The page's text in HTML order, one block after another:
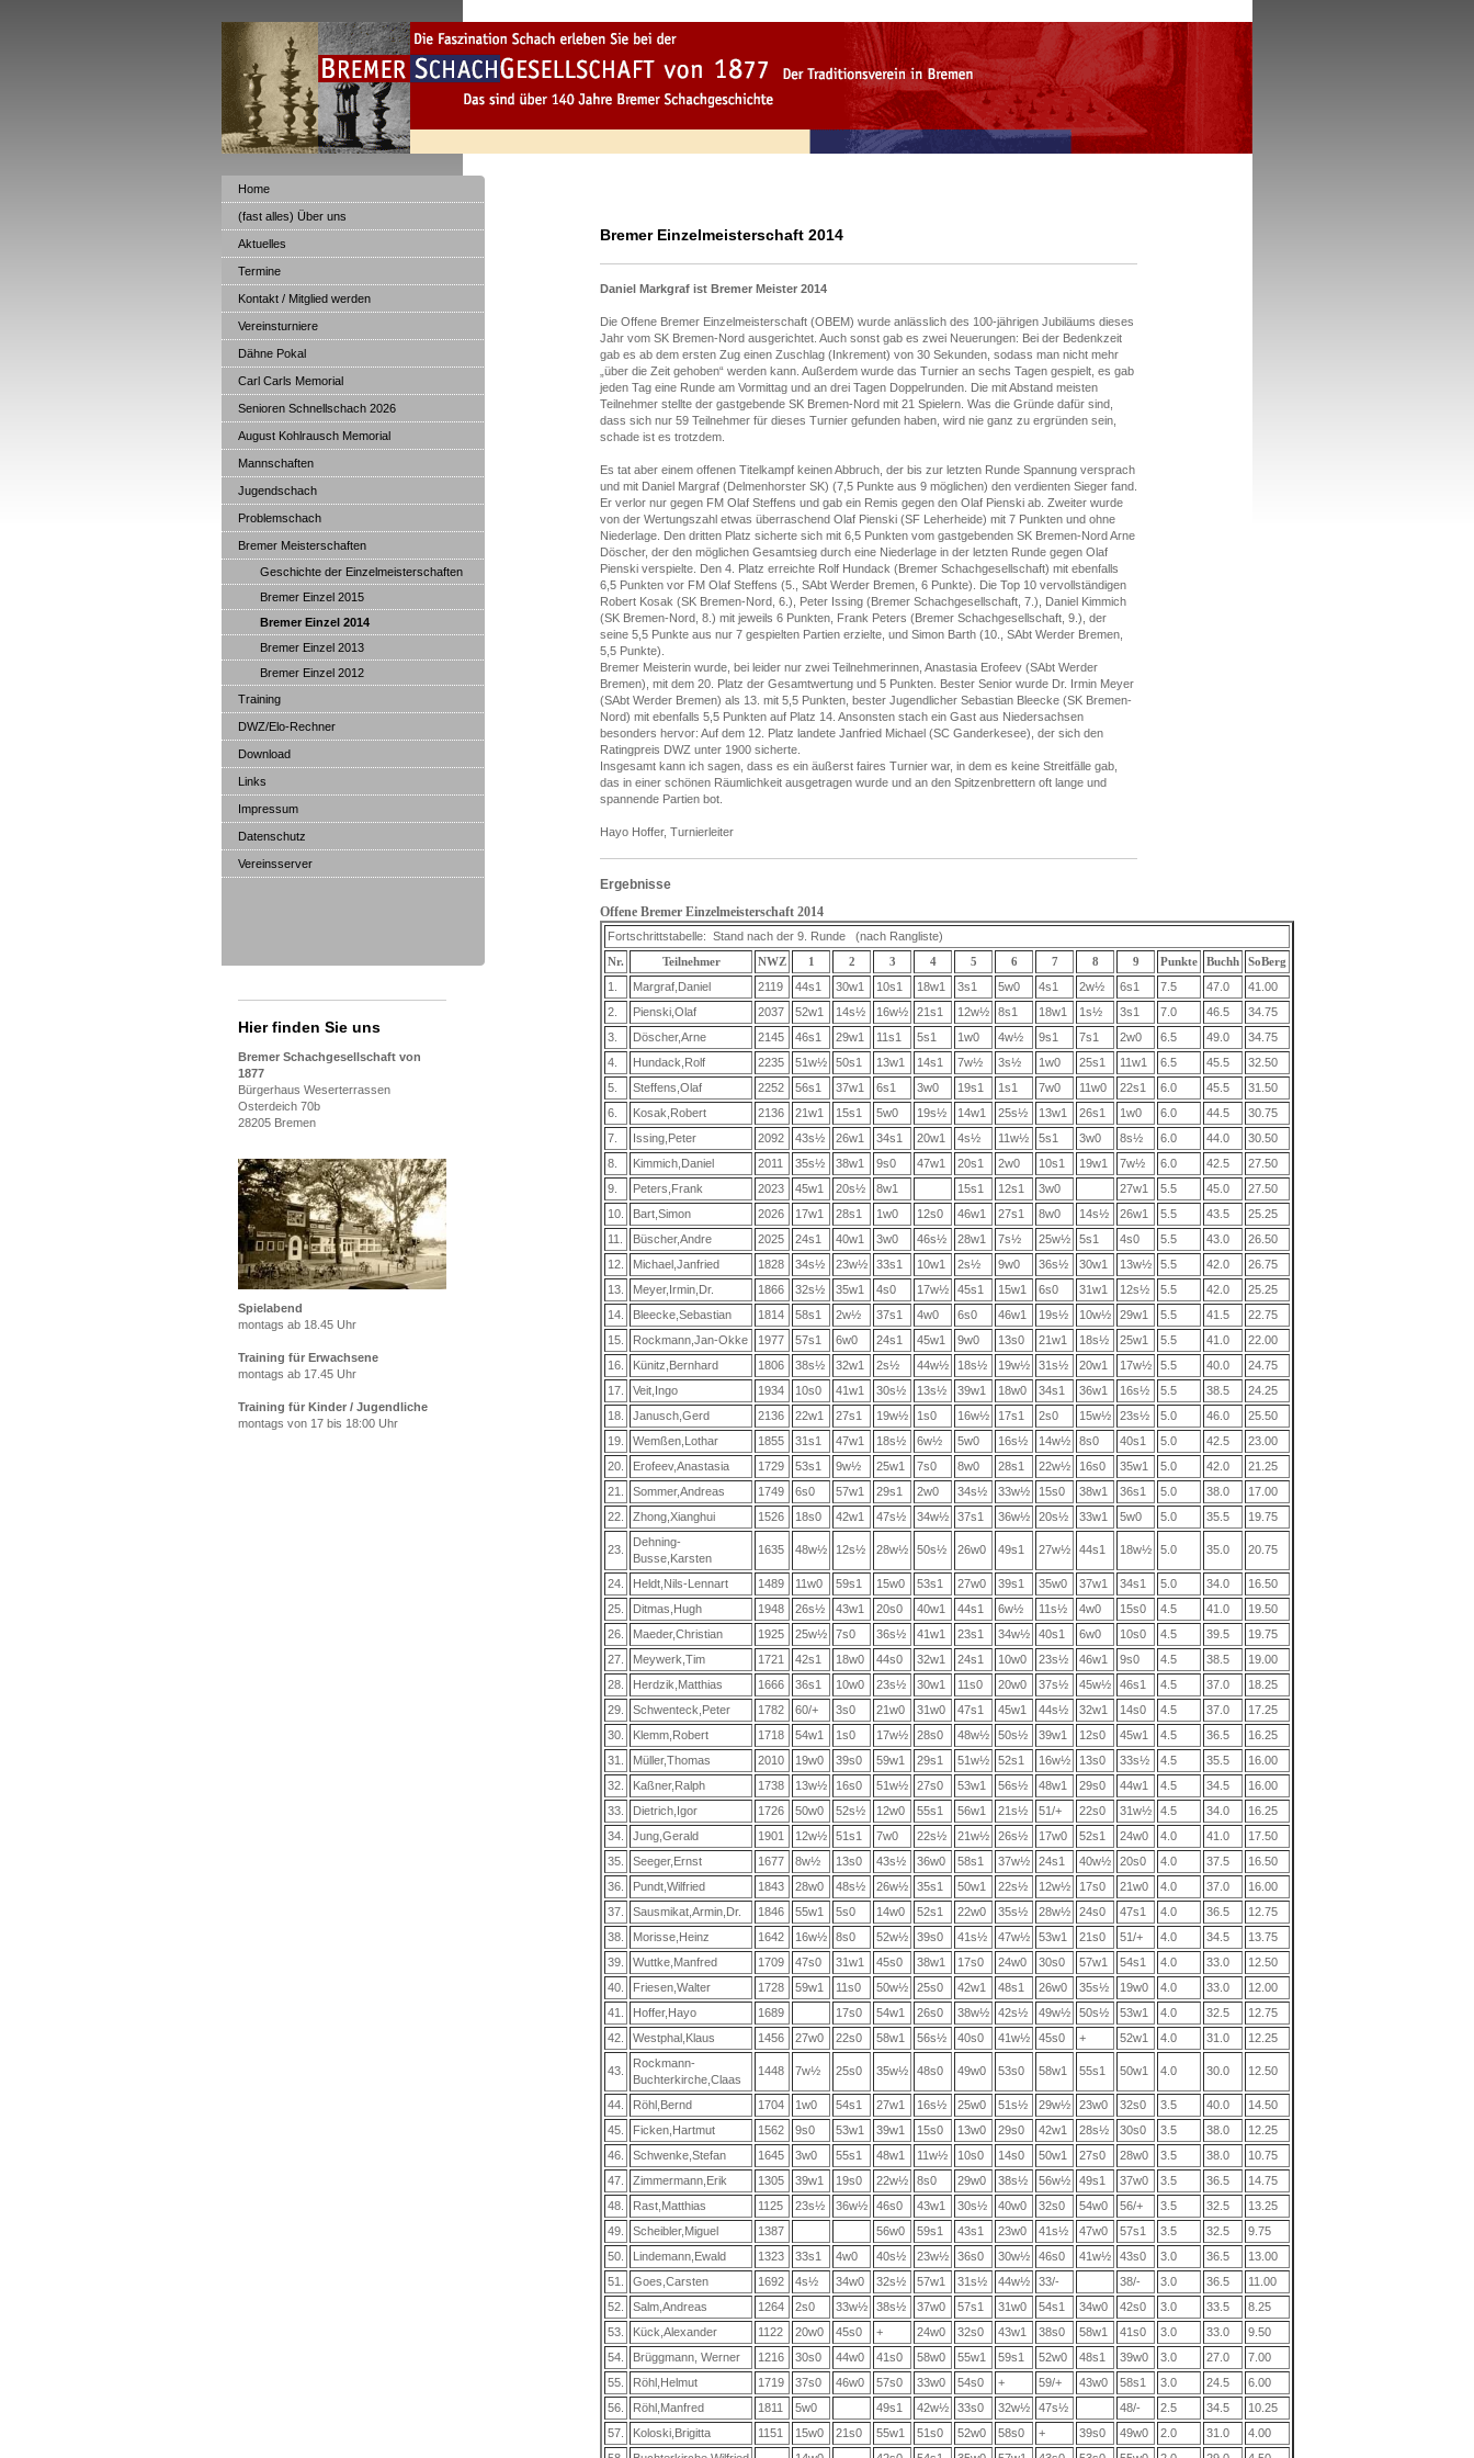
Bremer Einzelmeisterschaft 2014
Daniel Markgraf ist Bremer Meister 2014
Die Offene Bremer Einzelmeisterschaft (OBEM) wurde anlässlich des 100-jährigen Jubiläums dieses
Jahr vom SK Bremen-Nord ausgerichtet. Auch sonst gab es zwei Neuerungen: Bei der Bedenkzeit
gab es ab dem ersten Zug einen Zuschlag (Inkrement) von 30 Sekunden, sodass man nicht mehr
„über die Zeit gehoben“ werden kann. Außerdem wurde das Turnier an sechs Tagen gespielt, es gab
jeden Tag eine Runde am Vormittag und an drei Tagen Doppelrunden. Die mit Abstand meisten
Teilnehmer stellte der gastgebende SK Bremen-Nord mit 21 Spielern. Was die Gründe dafür sind,
dass sich nur 59 Teilnehmer für dieses Turnier gefunden haben, wird nie ganz zu ergründen sein,
schade ist es trotzdem.
Es tat aber einem offenen Titelkampf keinen Abbruch, der bis zur letzten Runde Spannung versprach
und mit Daniel Margraf (Delmenhorster SK) (7,5 Punkte aus 9 möglichen) den verdienten Sieger fand.
Er verlor nur gegen FM Olaf Steffens und gab ein Remis gegen den Olaf Pienski ab. Zweiter wurde
von der Wertungszahl etwas überraschend Olaf Pienski (SF Leherheide) mit 7 Punkten und ohne
Niederlage. Den dritten Platz sicherte sich mit 6,5 Punkten vom gastgebenden SK Bremen-Nord Arne
Döscher, der den möglichen Gesamtsieg durch eine Niederlage in der letzten Runde gegen Olaf
Pienski verspielte. Den 4. Platz erreichte Rolf Hundack (Bremer Schachgesellschaft) mit ebenfalls
6,5 Punkten vor FM Olaf Steffens (5., SAbt Werder Bremen, 6 Punkte). Die Top 10 vervollständigen
Robert Kosak (SK Bremen-Nord, 6.), Peter Issing (Bremer Schachgesellschaft, 7.), Daniel Kimmich
(SK Bremen-Nord, 8.) mit jeweils 6 Punkten, Frank Peters (Bremer Schachgesellschaft, 9.), der
seine 5,5 Punkte aus nur 7 gespielten Partien erzielte, und Simon Barth (10., SAbt Werder Bremen,
5,5 Punkte).
Bremer Meisterin wurde, bei leider nur zwei Teilnehmerinnen, Anastasia Erofeev (SAbt Werder
Bremen), mit dem 20. Platz der Gesamtwertung und 5 Punkten. Bester Senior wurde Dr. Irmin Meyer
(SAbt Werder Bremen) als 13. mit 5,5 Punkten, bester Jugendlicher Sebastian Bleecke (SK Bremen-
Nord) mit ebenfalls 5,5 Punkten auf Platz 14. Ansonsten stach ein Gast aus Niedersachsen
besonders hervor: Auf dem 12. Platz landete Janfried Michael (SC Ganderkesee), der sich den
Ratingpreis DWZ unter 1900 sicherte.
Insgesamt kann ich sagen, dass es ein äußerst faires Turnier war, in dem es keine Streitfälle gab,
das in einer schönen Räumlichkeit ausgetragen wurde und an den Spitzenbrettern oft lange und
spannende Partien bot.
Hayo Hoffer, Turnierleiter
Ergebnisse
Offene Bremer Einzelmeisterschaft 2014
Fortschrittstabelle: Stand nach der 9. Runde (nach Rangliste)
Nr.
Teilnehmer NWZ 1 2 3 4 5 6 7 8 9 Punkte Buchh
SoBerg
1.
Margraf,Daniel 2119 44s1 30w1 10s1 18w1 3s1 5w0 4s1 2w½ 6s1 7.5 47.0
41.00
2.
Pienski,Olaf 2037 52w1 14s½ 16w½ 21s1 12w½ 8s1 18w1 1s½ 3s1 7.0 46.5
34.75
3.
Döscher,Arne 2145 46s1 29w1 11s1 5s1 1w0 4w½ 9s1 7s1 2w0 6.5 49.0
34.75
4.
Hundack,Rolf 2235 51w½ 50s1 13w1 14s1 7w½ 3s½ 1w0 25s1 11w1 6.5 45.5
32.50
5.
Steffens,Olaf 2252 56s1 37w1 6s1 3w0 19s1 1s1 7w0 11w0 22s1 6.0 45.5
31.50
6.
Kosak,Robert 2136 21w1 15s1 5w0 19s½ 14w1 25s½ 13w1 26s1 1w0 6.0 44.5
30.75
7.
Issing,Peter 2092 43s½ 26w1 34s1 20w1 4s½ 11w½ 5s1 3w0 8s½ 6.0 44.0
30.50
8.
Kimmich,Daniel 2011 35s½ 38w1 9s0 47w1 20s1 2w0 10s1 19w1 7w½ 6.0 42.5
27.50
9.
Peters,Frank 2023 45w1 20s½ 8w1 15s1 12s1 3w0 27w1 5.5 45.0
27.50
10.
Bart,Simon 2026 17w1 28s1 1w0 12s0 46w1 27s1 8w0 14s½ 26w1 5.5 43.5
25.25
11.
Büscher,Andre 2025 24s1 40w1 3w0 46s½ 28w1 7s½ 25w½ 5s1 4s0 5.5 43.0
26.50
12.
Michael,Janfried 1828 34s½ 23w½ 33s1 10w1 2s½ 9w0 36s½ 30w1 13w½ 5.5 42.0
26.75
13.
Meyer,Irmin,Dr. 1866 32s½ 35w1 4s0 17w½ 45s1 15w1 6s0 31w1 12s½ 5.5 42.0
25.25
14.
Bleecke,Sebastian 1814 58s1 2w½ 37s1 4w0 6s0 46w1 19s½ 10w½ 29w1 5.5 41.5
22.75
15.
Rockmann,Jan-Okke 1977 57s1 6w0 24s1 45w1 9w0 13s0 21w1 18s½ 25w1 5.5 41.0
22.00
16.
Künitz,Bernhard 1806 38s½ 32w1 2s½ 44w½ 18s½ 19w½ 31s½ 20w1 17w½ 5.5 40.0
24.75
17.
Veit,Ingo 1934 10s0 41w1 30s½ 13s½ 39w1 18w0 34s1 36w1 16s½ 5.5 38.5
24.25
18.
Janusch,Gerd 2136 22w1 27s1 19w½ 1s0 16w½ 17s1 2s0 15w½ 23s½ 5.0 46.0
25.50
19.
Wemßen,Lothar 1855 31s1 47w1 18s½ 6w½ 5w0 16s½ 14w½ 8s0 40s1 5.0 42.5
23.00
20.
Erofeev,Anastasia 1729 53s1 9w½ 25w1 7s0 8w0 28s1 22w½ 16s0 35w1 5.0 42.0
21.25
21.
Sommer,Andreas 1749 6s0 57w1 29s1 2w0 34s½ 33w½ 15s0 38w1 36s1 5.0 38.0
17.00
22.
Zhong,Xianghui 1526 18s0 42w1 47s½ 34w½ 37s1 36w½ 20s½ 33w1 5w0 5.0 35.5 19.75
23.
Dehning-
Busse,Karsten
1635 48w½ 12s½ 28w½ 50s½ 26w0 49s1 27w½ 44s1 18w½ 5.0 35.0 20.75
24. Heldt,Nils-Lennart 1489 11w0 59s1 15w0 53s1 27w0 39s1 35w0 37w1 34s1 5.0 34.0
16.50
25.
Ditmas,Hugh 1948 26s½ 43w1 20s0 40w1 44s1 6w½ 11s½ 4w0 15s0 4.5 41.0
19.50
26.
Maeder,Christian 1925 25w½ 7s0 36s½ 41w1 23s1 34w½ 40s1 6w0 10s0 4.5 39.5
19.75
27.
Meywerk,Tim 1721 42s1 18w0 44s0 32w1 24s1 10w0 23s½ 46w1 9s0 4.5 38.5
19.00
28.
Herdzik,Matthias 1666 36s1 10w0 23s½ 30w1 11s0 20w0 37s½ 45w½ 46s1 4.5 37.0
18.25
29.
Schwenteck,Peter 1782 60/+ 3s0 21w0 31w0 47s1 45w1 44s½ 32w1 14s0 4.5 37.0
17.25
30.
Klemm,Robert 1718 54w1 1s0 17w½ 28s0 48w½ 50s½ 39w1 12s0 45w1 4.5 36.5
16.25
31.
Müller,Thomas 2010 19w0 39s0 59w1 29s1 51w½ 52s1 16w½ 13s0 33s½ 4.5 35.5
16.00
32.
Kaßner,Ralph 1738 13w½ 16s0 51w½ 27s0 53w1 56s½ 48w1 29s0 44w1 4.5 34.5
16.00
33.
Dietrich,Igor 1726 50w0 52s½ 12w0 55s1 56w1 21s½ 51/+ 22s0 31w½ 4.5 34.0
16.25
34.
Jung,Gerald 1901 12w½ 51s1 7w0 22s½ 21w½ 26s½ 17w0 52s1 24w0 4.0 41.0
17.50
35.
Seeger,Ernst 1677 8w½ 13s0 43s½ 36w0 58s1 37w½ 24s1 40w½ 20s0 4.0 37.5
16.50
36.
Pundt,Wilfried 1843 28w0 48s½ 26w½ 35s1 50w1 22s½ 12w½ 17s0 21w0 4.0 37.0
16.00
37.
Sausmikat,Armin,Dr. 1846 55w1 5s0 14w0 52s1 22w0 35s½ 28w½ 24s0 47s1 4.0 36.5
12.75
38.
Morisse,Heinz 1642 16w½ 8s0 52w½ 39s0 41s½ 47w½ 53w1 21s0 51/+ 4.0 34.5
13.75
39.
Wuttke,Manfred 1709 47s0 31w1 45s0 38w1 17s0 24w0 30s0 57w1 54s1 4.0 33.0
12.50
40.
Friesen,Walter 1728 59w1 11s0 50w½ 25s0 42w1 48s1 26w0 35s½ 19w0 4.0 33.0
12.00
41.
Hoffer,Hayo 1689 17s0 54w1 26s0 38w½ 42s½ 49w½ 50s½ 53w1 4.0 32.5
12.75
42.
Westphal,Klaus 1456 27w0 22s0 58w1 56s½ 40s0 41w½ 45s0 + 52w1 4.0 31.0 12.25
43.
Rockmann-
Buchterkirche,Claas
1448 7w½ 25s0 35w½ 48s0 49w0 53s0 58w1 55s1 50w1 4.0 30.0 12.50
44. Röhl,Bernd 1704 1w0 54s1 27w1 16s½ 25w0 51s½ 29w½ 23w0 32s0 3.5 40.0
14.50
45.
Ficken,Hartmut 1562 9s0 53w1 39w1 15s0 13w0 29s0 42w1 28s½ 30s0 3.5 38.0
12.25
46.
Schwenke,Stefan 1645 3w0 55s1 48w1 11w½ 10s0 14s0 50w1 27s0 28w0 3.5 38.0
10.75
47.
Zimmermann,Erik 1305 39w1 19s0 22w½ 8s0 29w0 38s½ 56w½ 49s1 37w0 3.5 36.5
14.75
48.
Rast,Matthias 1125 23s½ 36w½ 46s0 43w1 30s½ 40w0 32s0 54w0 56/+ 3.5 32.5
13.25
49.
Scheibler,Miguel 1387 56w0 59s1 43s1 23w0 41s½ 47w0 57s1 3.5 32.5
9.75
50.
Lindemann,Ewald 1323 33s1 4w0 40s½ 23w½ 36s0 30w½ 46s0 41w½ 43s0 3.0 36.5
13.00
51.
Goes,Carsten 1692 4s½ 34w0 32s½ 57w1 31s½ 44w½ 33/- 38/- 3.0 36.5
11.00
52.
Salm,Andreas 1264 2s0 33w½ 38s½ 37w0 57s1 31w0 54s1 34w0 42s0 3.0 33.5
8.25
53.
Kück,Alexander 1122 20w0 45s0 + 24w0 32s0 43w1 38s0 58w1 41s0 3.0 33.0
9.50
54.
Brüggmann, Werner 1216 30s0 44w0 41s0 58w0 55w1 59s1 52w0 48s1 39w0 3.0 27.0
7.00
55.
Röhl,Helmut 1719 37s0 46w0 57s0 33w0 54s0 + 59/+ 43w0 58s1 3.0 24.5
6.00
56.
Röhl,Manfred 1811 5w0 49s1 42w½ 33s0 32w½ 47s½ 48/- 2.5 34.5
10.25
57.
Koloski,Brigitta 1151 15w0 21s0 55w1 51s0 52w0 58s0 + 39s0 49w0 2.0 31.0
4.00
Home
(fast alles) Über uns
Aktuelles
Termine
Kontakt / Mitglied werden
Vereinsturniere
Dähne Pokal
Carl Carls Memorial
Senioren Schnellschach 2026
August Kohlrausch Memorial
Mannschaften
Jugendschach
Problemschach
Bremer Meisterschaften
Geschichte der Einzelmeisterschaften
Bremer Einzel 2015
Bremer Einzel 2014
Bremer Einzel 2013
Bremer Einzel 2012
Training
DWZ/Elo-Rechner
Download
Links
Impressum
Datenschutz
Vereinsserver
Hier finden Sie uns
Bremer Schachgesellschaft von
1877
Bürgerhaus Weserterrassen
Osterdeich 70b
28205 Bremen
Spielabend
montags ab 18.45 Uhr
Training für Erwachsene
montags ab 17.45 Uhr
Training für Kinder / Jugendliche
montags von 17 bis 18:00 Uhr